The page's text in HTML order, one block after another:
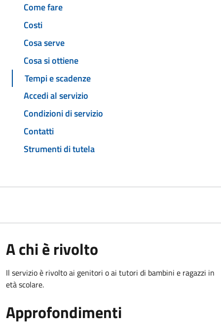
Come fare
Costi
Cosa serve
Cosa si ottiene
Tempi e scadenze
Accedi al servizio
Condizioni di servizio
Contatti
Strumenti di tutela
A chi è rivolto
Il servizio è rivolto ai genitori o ai tutori di bambini e ragazzi in
età scolare.
Approfondimenti